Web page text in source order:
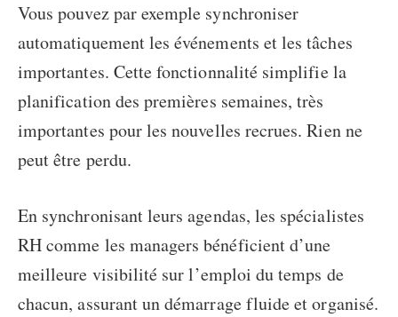
Vous pouvez par exemple synchroniser
automatiquement les événements et les tâches
importantes. Cette fonctionnalité simplifie la
planification des premières semaines, très
importantes pour les nouvelles recrues. Rien ne
peut être perdu.
En synchronisant leurs agendas, les spécialistes
RH comme les managers bénéficient d’une
meilleure visibilité sur l’emploi du temps de
chacun, assurant un démarrage fluide et organisé.